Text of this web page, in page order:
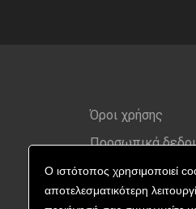
Ο ιστότοπος χρησιμοποιεί
αποτελεσματικότερη
Όροι χρήσης
Προσωπικά